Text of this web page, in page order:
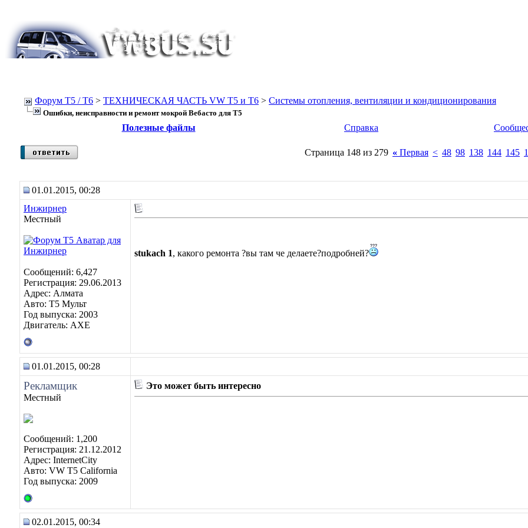
Форум Т5 / T6 > ТЕХНИЧЕСКАЯ ЧАСТЬ VW T5 и T6 > Системы отопления, вентиляции и кондиционирования
Ошибки, неисправности и ремонт мокрой Вебасто для Т5
Полезные файлы
Справка
Страница 148 из 279 « Первая < 48 98 138 144 145
01.01.2015, 00:28
Инжирнер
Местный
Сообщений: 6,427
Регистрация: 29.06.2013
Адрес: Алмата
Авто: Т5 Мульт
Год выпуска: 2003
Двигатель: АХЕ
stukach 1, какого ремонта ?вы там че делаете?подробней?
01.01.2015, 00:28
Рекламщик
Местный
Сообщений: 1,200
Регистрация: 21.12.2012
Адрес: InternetCity
Авто: VW T5 California
Год выпуска: 2009
Это может быть интересно
02.01.2015, 00:34